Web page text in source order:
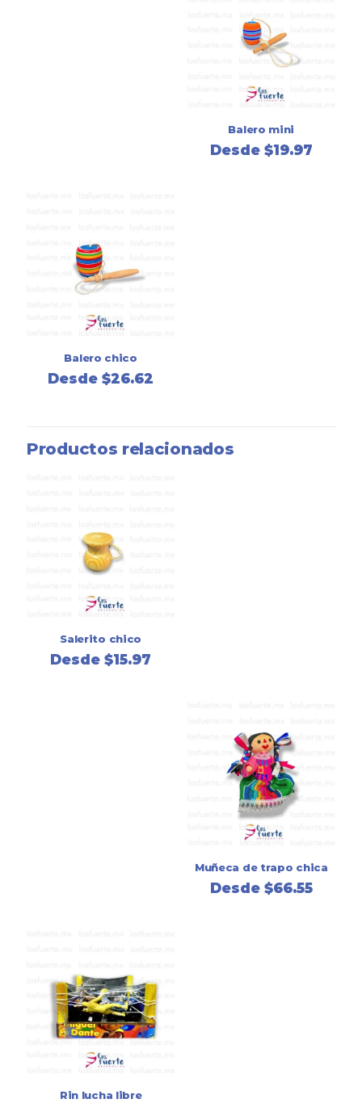
Balero mini
Desde $19.97
Balero chico
Desde$26.62
Productos relacionados
Salerito chico
Desde$15.97
Muñeca de trapo chica
Desde $66.55
Rin lucha libre